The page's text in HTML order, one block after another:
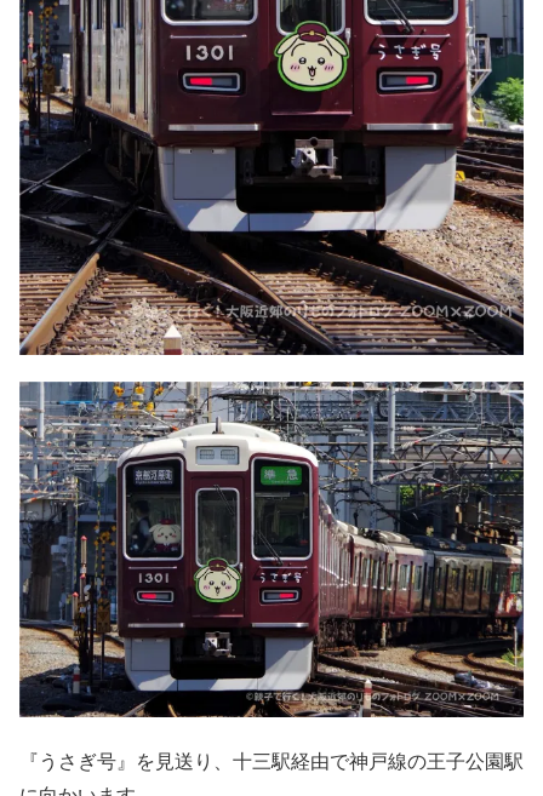
『うさぎ号』を見送り、十三駅経由で神戸線の王子公園駅